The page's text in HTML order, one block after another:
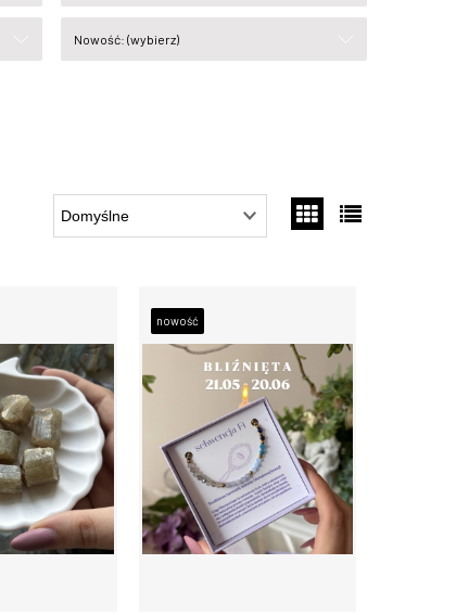
Nowość: (wybierz)
nowość